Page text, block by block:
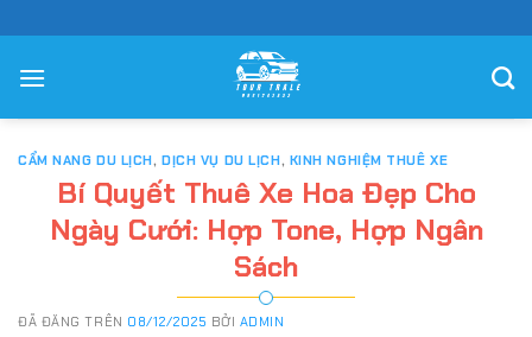
đến
nội
CẨM NANG DU LỊCH,DỊCH VỤ DU LỊCH, KINH NGHIỆM THUÊ XE
Bí Quyết Thuê Xe Hoa Đẹp Cho
Ngày Cưới: Hợp Tone, Hợp Ngân
Sách
ĐÃ ĐĂNG TRÊN 08/12/2025 BỞI ADMIN